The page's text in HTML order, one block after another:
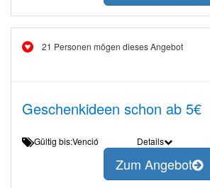
21 Personen mögen dieses Angebot
Geschenkideen schon ab 5€
Gültig bis:Venció Details
Zum Angebot